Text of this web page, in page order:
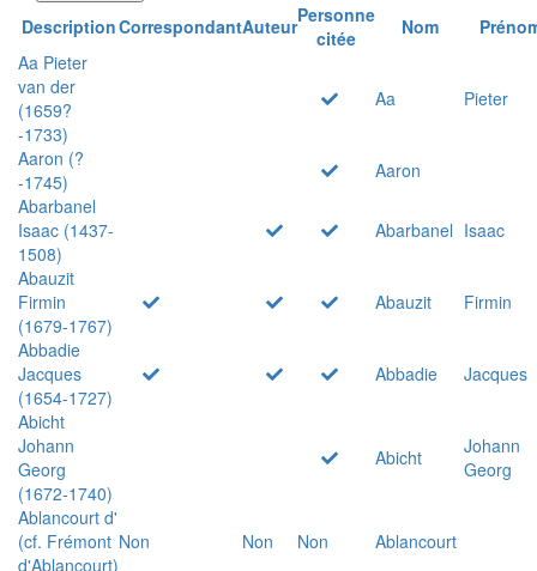
DescriptionCorrespondantAuteurPersonne
citée
Nom
Aa Pieter
van der
(1659?
-1733)
Aa Pieter
Aaron (?
-1745)
Aaron
Abarbanel
Isaac (1437-
1508)
Abarbanel Isaac
Abauzit
Firmin
(1679-1767)
Abauzit
Firmin
Abbadie
Jacques
(1654-1727)
Abbadie
Jacques
Abicht
Johann
Georg
(1672-1740)
Abicht
Johann
Georg
Ablancourt d'
(cf. Frémont
d'Ablancourt)
Non Non Non
Ablancourt